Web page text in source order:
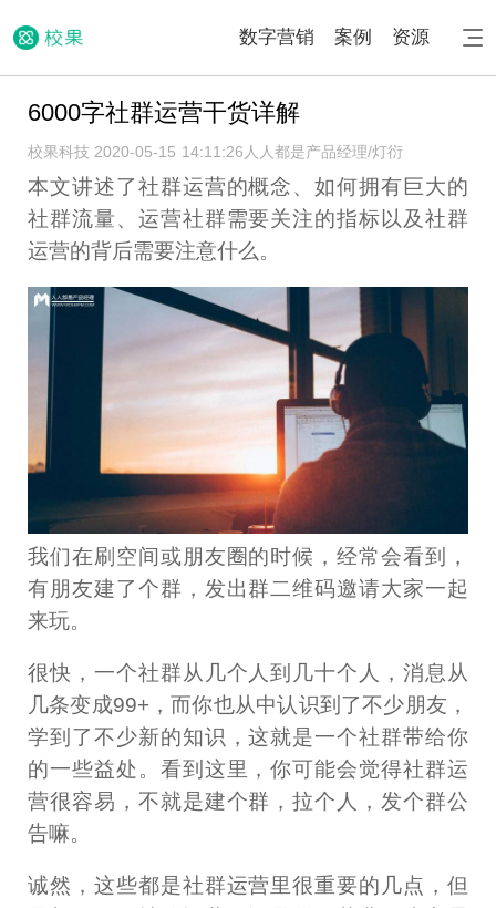
数字营销 案例 资源
6000字社群运营干货详解
校果科技 2020-05-15 14:11:26 人人都是产品经理/灯衍
本文讲述了社群运营的概念、如何拥有巨大的
社群流量、运营社群需要关注的指标以及社群
运营的背后需要注意什么。
我们在刷空间或朋友圈的时候，经常会看到，
有朋友建了个群，发出群二维码邀请大家一起
来玩。
很快，一个社群从几个人到几十个人，消息从
几条变成99+，而你也从中认识到了不少朋友，
学到了不少新的知识，这就是一个社群带给你
的一些益处。看到这里，你可能会觉得社群运
营很容易，不就是建个群，拉个人，发个群公
告嘛。
诚然，这些都是社群运营里很重要的几点，但